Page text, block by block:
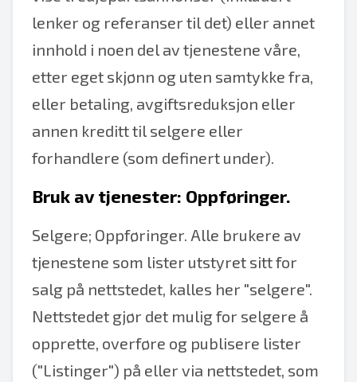
lenker og referanser til det) eller annet
innhold i noen del av tjenestene våre,
etter eget skjønn og uten samtykke fra,
eller betaling, avgiftsreduksjon eller
annen kreditt til selgere eller
forhandlere (som definert under).
Bruk av tjenester: Oppføringer.
Selgere; Oppføringer. Alle brukere av
tjenestene som lister utstyret sitt for
salg på nettstedet, kalles her "selgere".
Nettstedet gjør det mulig for selgere å
opprette, overføre og publisere lister
("Listinger") på eller via nettstedet, som